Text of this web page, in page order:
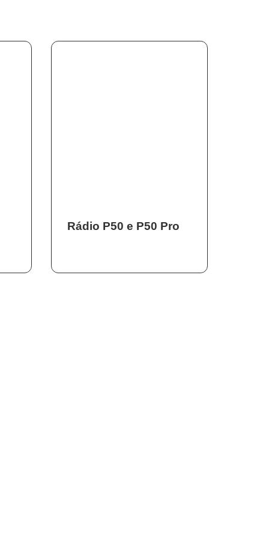
Rádio P50 e P50 Pro